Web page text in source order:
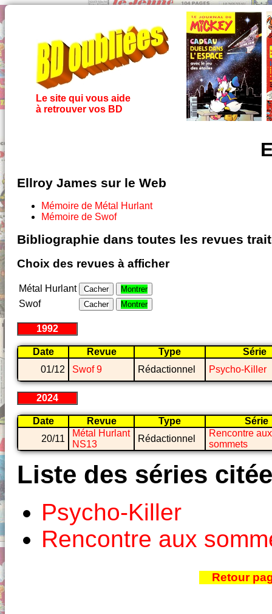
Le site qui vous aide
à retrouver vos BD
Ellroy James sur le Web
Mémoire de Métal Hurlant
Mémoire de Swof
Bibliographie dans toutes les revues
Choix des revues à afficher
Métal Hurlant Cacher Montrer
Swof Cacher Montrer
1992
Date Revue Type
Série
01/12
Swof 9 Rédactionnel Psycho-Killer
2024
Date Revue Type
Série
20/11
Métal Hurlant
NS13
Rédactionnel
Rencontre aux
sommets
Liste des séries
Psycho-Killer
Rencontre aux
Retour